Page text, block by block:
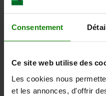
Consentement
Ce site web utilise des
Les cookies nous
et les annonces, d'offrir
Other
29032